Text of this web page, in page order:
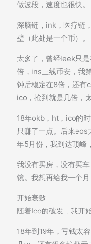
做波段，速度也很快。
深脑链，ink，医疗链
壁（此处是一个币）。
太多了，曾经leek只
倍，ins上线币安，我
钟后稳定在8倍，还有
ico，抢到就是几倍，
18年okb，ht，ico的
只赚了一点。后来eos
年5月份，我到达顶峰
我没有买房，没有买
镜。我想再给我一个
开始衰败
随着Ico的破发，我开
18年到19年，亏钱太